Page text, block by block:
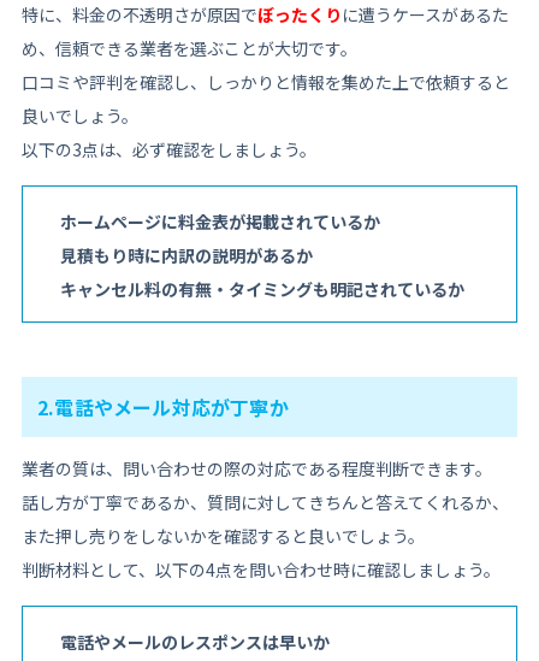
特に、料金の不透明さが原因でぼったくり に遭うケースがあるた
め、信頼できる業者を選ぶことが大切です。
口コミや評判を確認し、しっかりと情報を集めた上で依頼すると
良いでしょう。
以下の3点は、必ず確認をしましょう。
ホームページに料金表が掲載されているか
見積もり時に内訳の説明があるか
キャンセル料の有無・タイミングも明記されているか
2.電話やメール対応が丁寧か
業者の質は、問い合わせの際の対応である程度判断できます。
話し方が丁寧であるか、質問に対してきちんと答えてくれるか、
また押し売りをしないかを確認すると良いでしょう。
判断材料として、以下の4点を問い合わせ時に確認しましょう。
電話やメールのレスポンスは早いか